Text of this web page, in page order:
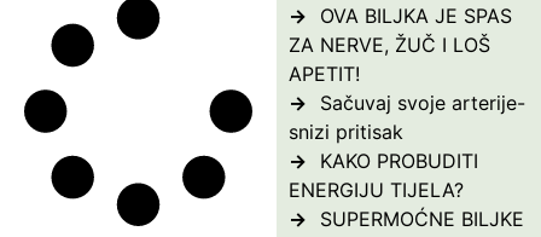
OVA BILJKA JE SPAS
ZA NERVE, ŽUČ I LOŠ
APETIT!
Sačuvaj svoje arterije-
snizi pritisak
KAKO PROBUDITI
ENERGIJU TIJELA?
SUPERMOĆNE BILJKE